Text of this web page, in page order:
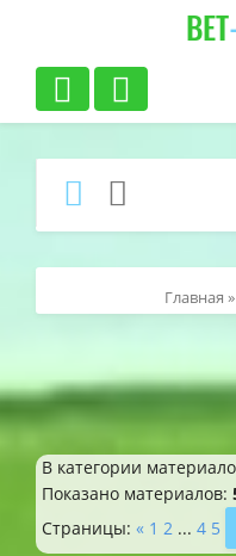
BET
Главная »
В категории
Показано материалов:
Страницы: « 1 2 ... 4 5